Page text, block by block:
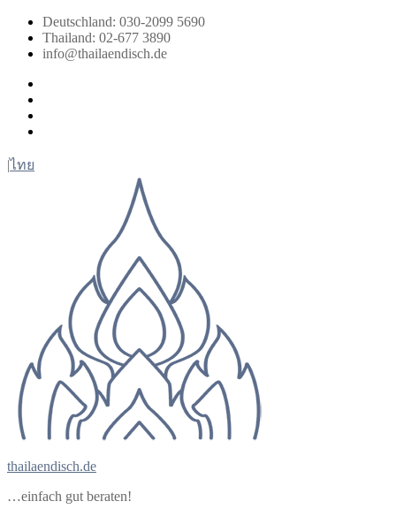
Zum
Inhalt
springen
Deutschland: 030-2099 5690
Thailand: 02-677 3890
info@thailaendisch.de
|ไทย
thailaendisch.de
…einfach gut beraten!